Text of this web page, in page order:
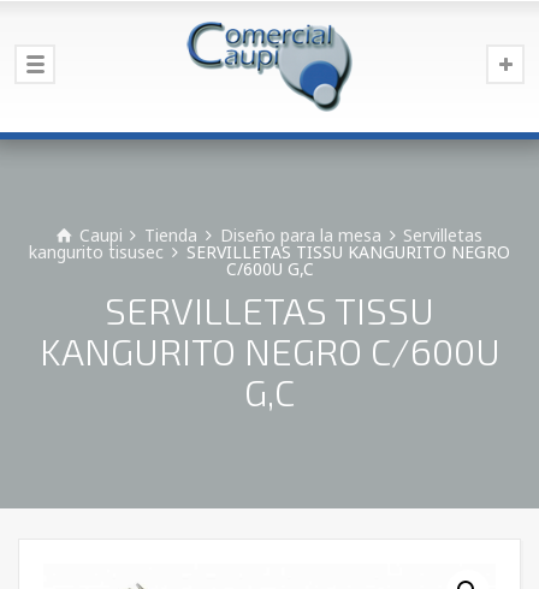
Caupi Tienda Diseño para la mesa Servilletas
kangurito tisusec SERVILLETAS TISSU KANGURITO NEGRO
C/600U G,C
SERVILLETAS TISSU
KANGURITO NEGRO C/600U
G,C